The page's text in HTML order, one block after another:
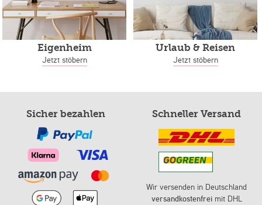
Eigenheim
Jetzt stöbern
Urlaub & Reisen
Jetzt stöbern
Sicher bezahlen Schneller Versand
Wir versenden in Deutschland
versandkostenfreimit DHL